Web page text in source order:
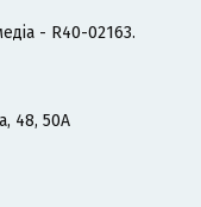
- R40-02163.
48, 50А